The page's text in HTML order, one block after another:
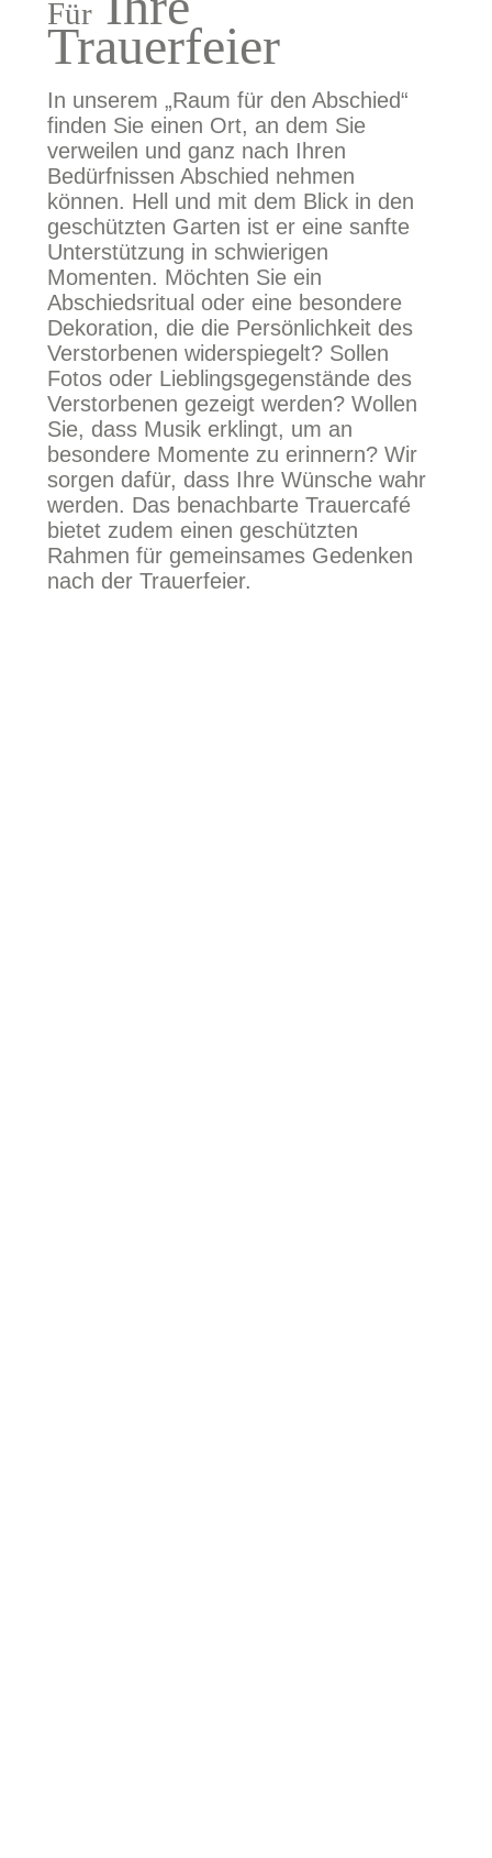
Für
Trauerfeier
In unserem „Raum für den Abschied“
finden Sie einen Ort, an dem Sie
verweilen und ganz nach Ihren
Bedürfnissen Abschied nehmen
können. Hell und mit dem Blick in den
geschützten Garten ist er eine sanfte
Unterstützung in schwierigen
Momenten. Möchten Sie ein
Abschiedsritual oder eine besondere
Dekoration, die die Persönlichkeit des
Verstorbenen widerspiegelt? Sollen
Fotos oder Lieblingsgegenstände des
Verstorbenen gezeigt werden? Wollen
Sie, dass Musik erklingt, um an
besondere Momente zu erinnern? Wir
sorgen dafür, dass Ihre Wünsche wahr
werden. Das benachbarte Trauercafé
bietet zudem einen geschützten
Rahmen für gemeinsames Gedenken
nach der Trauerfeier.